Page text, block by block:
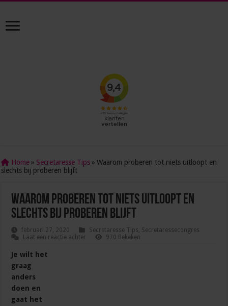
Home » Secretaresse Tips » Waarom proberen tot niets uitloopt en
slechts bij proberen blijft
Waarom proberen tot niets uitloopt en
slechts bij proberen blijft
februari 27, 2020 Secretaresse Tips, Secretaressecongres
Laat een reactie achter
970 Bekeken
Je wilt het
graag
anders
doen en
gaat het